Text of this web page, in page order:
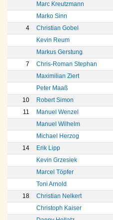
Marc Kreutzmann
Marko Sinn
4
Christian Gobel
Kevin Reum
Markus Gerstung
7
Chris-Roman Stephan
Maximilian Ziert
Peter Maaß
10
Robert Simon
11
Manuel Wenzel
Manuel Wilhelm
Michael Herzog
14
Erik Lipp
Kevin Grzesiek
Marcel Töpfer
Toni Arnold
18
Christian Nelkert
Christoph Kaiser